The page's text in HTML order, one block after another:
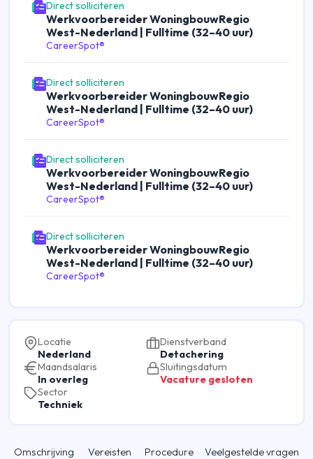
Omschrijving Vereisten Procedure Veelgestelde vragen
Locatie
Nederland
Dienstverband
Detachering
Maandsalaris
In overleg
Sluitingsdatum
Vacature gesloten
Sector
Techniek
Direct solliciteren
Werkvoorbereider WoningbouwRegio
West-Nederland | Fulltime (32–40 uur)
CareerSpot®
Direct solliciteren
Werkvoorbereider WoningbouwRegio
West-Nederland | Fulltime (32–40 uur)
CareerSpot®
Direct solliciteren
Werkvoorbereider WoningbouwRegio
West-Nederland | Fulltime (32–40 uur)
CareerSpot®
Direct solliciteren
Werkvoorbereider WoningbouwRegio
West-Nederland | Fulltime (32–40 uur)
CareerSpot®